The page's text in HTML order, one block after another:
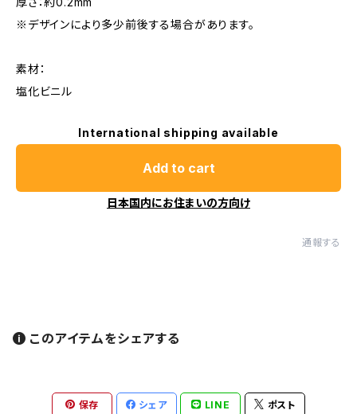
※デザインにより多少前後する場合があります。
素材：
塩化ビニル
International shipping available
Add to cart
日本国内にお住まいの方向け
通報する
このアイテムをシェアする
保存 シェア LINE ポスト